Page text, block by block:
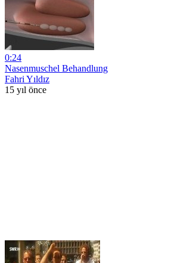
0:24
Nasenmuschel Behandlung
Fahri Yıldız
15 yıl önce